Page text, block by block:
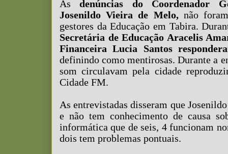
Asdenúncias do
Coordenador
Josenildo Vieira de Melo,não
gestores da Educação em Tabira.
Secretária de Educação Aracelis
Financeira Lucia Santos
definindo como mentirosas. Durante a
som circulavam pela cidade
Cidade FM.
As entrevistadas disseram que
e não tem conhecimento de causa
informática que de seis, 4 funcionam
dois tem problemas pontuais.